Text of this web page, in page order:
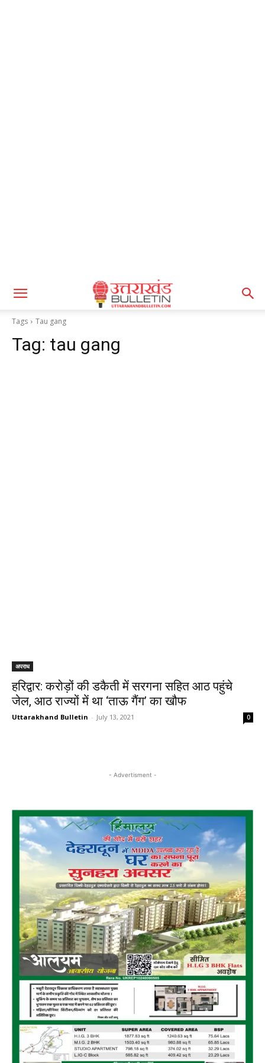
Tags Tau gang
Tag: tau gang
अपराध
हरिद्वार: करोड़ों की डकैती में सरगना सहित आठ पहुंचे
जेल, आठ राज्यों में था ‘ताऊ गैंग’ का खौफ
Uttarakhand Bulletin - July 13, 2021 0
- Advertisment -